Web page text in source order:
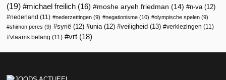
(19)
michael freilich (16) moshe aryeh friedman (14) n-va (12)
nederland (11) nederzettingen (9) negationisme (10) olympische spelen (9)
shimon peres (9) syrië (12) unia (12) veiligheid (13) verkiezingen (11)
vlaams belang (11) vrt (18)